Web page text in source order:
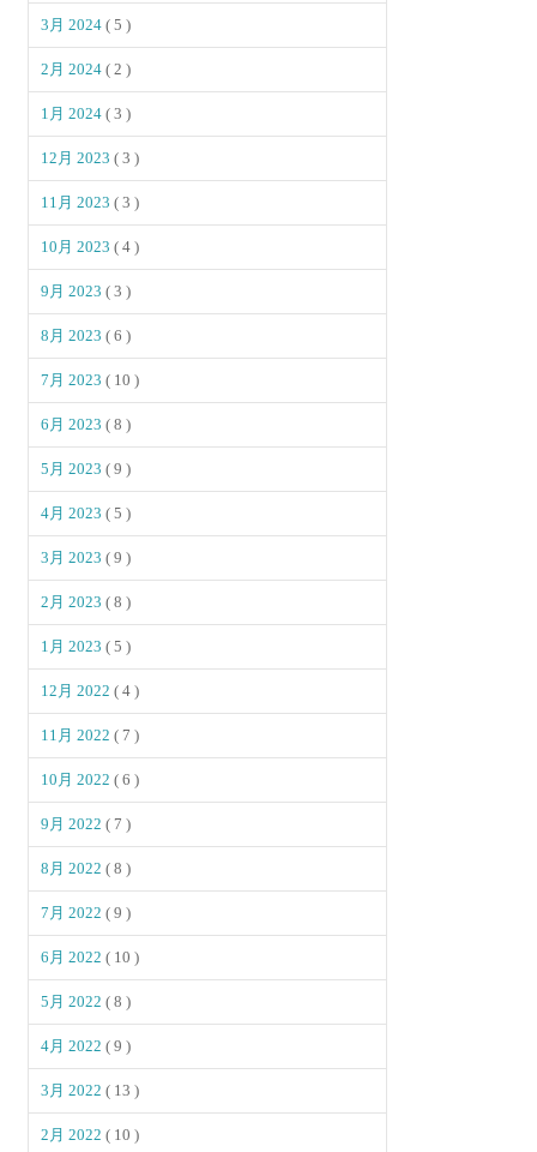
3月 2024( 5 )
2月 2024( 2 )
1月 2024( 3 )
12月 2023( 3 )
11月 2023( 3 )
10月 2023( 4 )
9月 2023( 3 )
8月 2023( 6 )
7月 2023( 10 )
6月 2023( 8 )
5月 2023( 9 )
4月 2023( 5 )
3月 2023( 9 )
2月 2023( 8 )
1月 2023( 5 )
12月 2022( 4 )
11月 2022( 7 )
10月 2022( 6 )
9月 2022( 7 )
8月 2022( 8 )
7月 2022( 9 )
6月 2022( 10 )
5月 2022( 8 )
4月 2022( 9 )
3月 2022( 13 )
2月 2022( 10 )